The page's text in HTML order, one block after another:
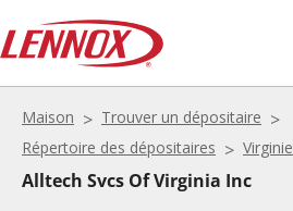
Maison
Trouver un dépositaire
Répertoire des dépositaires
Virginie
Alltech Svcs Of Virginia Inc